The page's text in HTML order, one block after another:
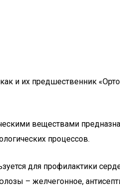
и их предшественник
веществами
процессов.
для профилактики
– желчегонное,